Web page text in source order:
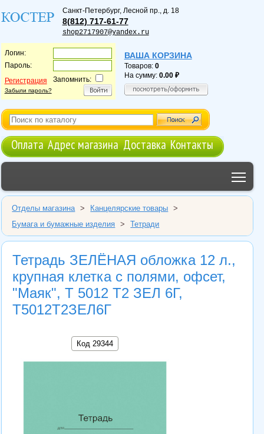
Санкт-Петербург, Лесной пр., д. 18
8(812) 717-61-77
shop2717907@yandex.ru
Логин:
Пароль:
Регистрация
Забыли пароль?
Запомнить:
ВАША КОРЗИНА
Товаров: 0
На сумму: 0.00
Оплата Адрес магазина Доставка Контакты
Отделы магазина > Канцелярские товары
>
Бумага и бумажные изделия
> Тетради
Тетрадь ЗЕЛЁНАЯ обложка 12 л.,
крупная клетка с полями, офсет,
"Маяк", Т 5012 Т2 ЗЕЛ 6Г,
Т5012Т2ЗЕЛ6Г
Код 29344